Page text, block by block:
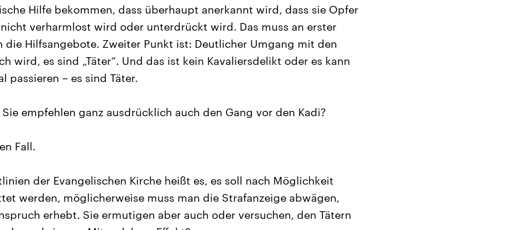
Hilfe bekommen, dass überhaupt anerkannt wird, dass sie Opfer
verharmlost wird oder unterdrückt wird. Das muss an erster
die Hilfsangebote. Zweiter Punkt ist: Deutlicher Umgang mit den
wird, es sind „Täter“. Und das ist kein Kavaliersdelikt oder es kann
passieren – es sind Täter.
Sie empfehlen ganz ausdrücklich auch den Gang vor den Kadi?
Fall.
der Evangelischen Kirche heißt es, es soll nach Möglichkeit
werden, möglicherweise muss man die Strafanzeige abwägen,
erhebt. Sie ermutigen aber auch oder versuchen, den Tätern